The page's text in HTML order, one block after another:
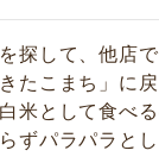
探して、他店
たこまち」に
米として食べ
ずパラパラと